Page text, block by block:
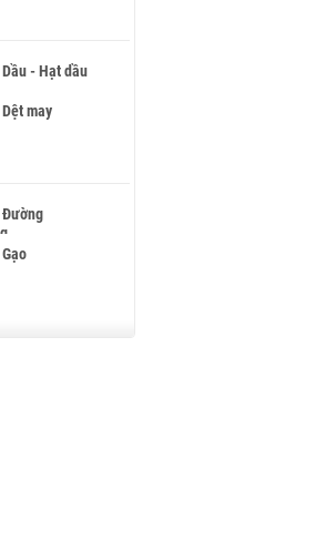
Dầu - Hạt dầu
Dệt may
Đường
Gạo